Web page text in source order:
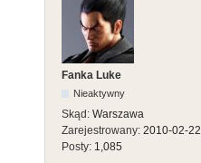
Fanka Luke
Nieaktywny
Skąd: Warszawa
Zarejestrowany: 2010-02-22
Posty: 1,085